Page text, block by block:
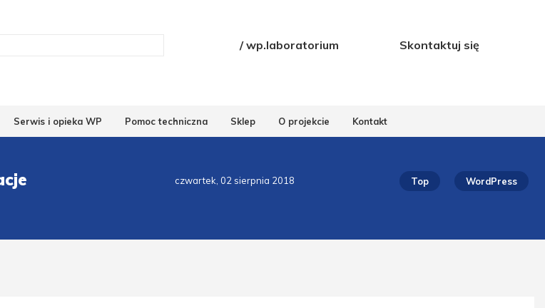
/ wp.laboratorium Skontaktuj się
Serwis i opieka WP Pomoc techniczna Sklep O projekcie Kontakt
czwartek, 02 sierpnia 2018 Top WordPress